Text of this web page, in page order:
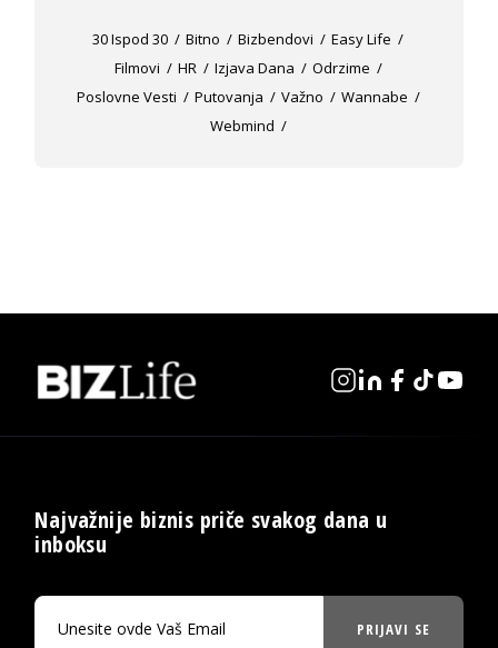
30 Ispod 30 Bitno Bizbendovi
Easy Life
Filmovi
HR Izjava Dana
Odrzime
Poslovne Vesti
Putovanja Važno
Wannabe
Webmind
Najvažnije biznis priče svakog dana u
inboksu
PRIJAVI SE